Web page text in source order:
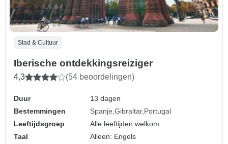
Stad & Cultuur
Iberische ontdekkingsreiziger
4,3 (54 beoordelingen)
Duur
13 dagen
Bestemmingen
Spanje Gibraltar Portugal
Leeftijdsgroep
Alle leeftijden welkom
Taal
Alleen: Engels